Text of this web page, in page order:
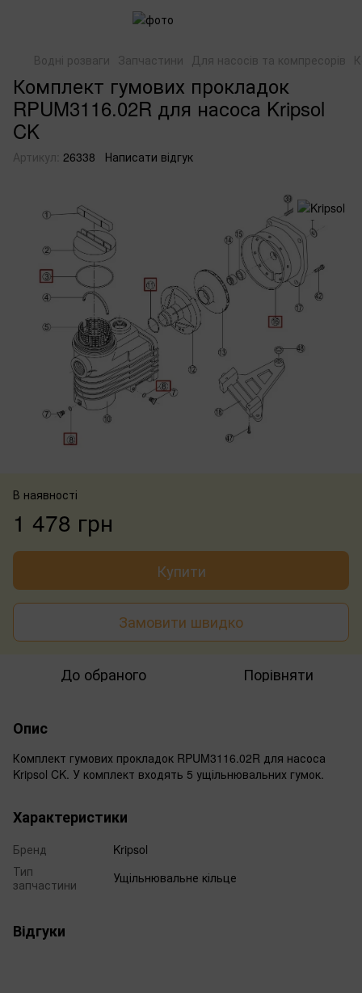
Водні розваги Запчастини Для насосів та компресорів
Комплект гумових прокладок
RPUM3116.02R для насоса Kripsol
CK
Артикул: 26338 Написати відгук
В наявності
1 478 грн
Купити
Замовити швидко
До обраного Порівняти
Опис
Комплект гумових прокладок RPUM3116.02R для насоса
Kripsol CK. У комплект входять 5 ущільнювальних гумок.
Характеристики
Бренд
Kripsol
Тип
запчастини
Ущільнювальне кільце
Відгуки